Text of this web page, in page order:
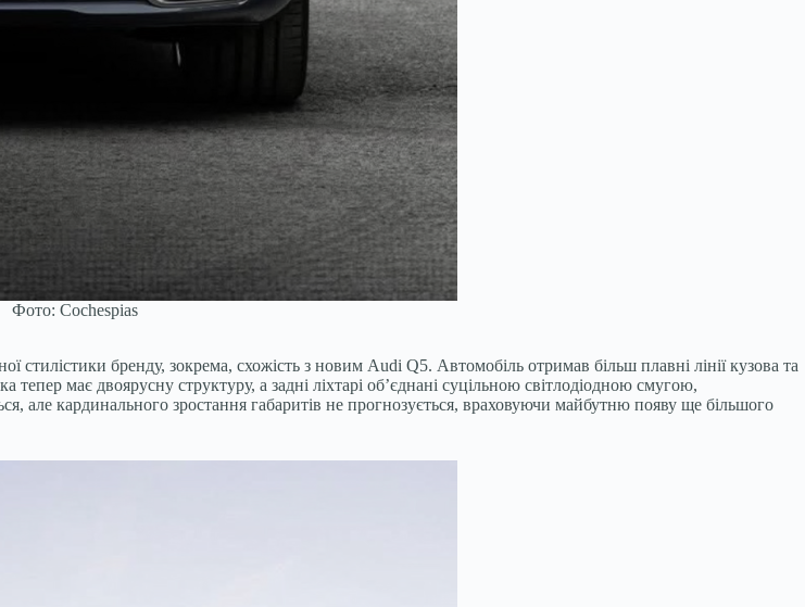
Фото: Cochespias
бренду, зокрема, схожість з новим Audi Q5. Автомобіль отримав більш плавні лінії кузова та
має двоярусну структуру, а задні ліхтарі об’єднані суцільною світлодіодною смугою,
але кардинального зростання габаритів не прогнозується, враховуючи майбутню появу ще більшого